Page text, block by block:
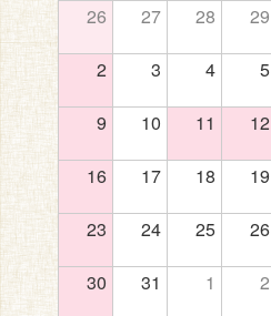
26 27 28 29
2 3 4 5
9 10 11 12
16 17 18 19
23 24 25 26
30 31 1 2